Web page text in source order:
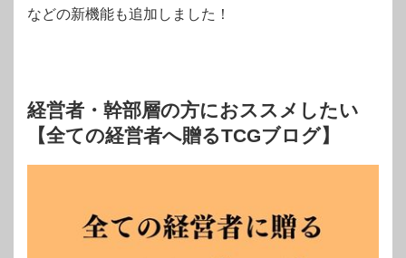
などの新機能も追加しました！
経営者・幹部層の方におススメしたい
【全ての経営者へ贈るTCGブログ】